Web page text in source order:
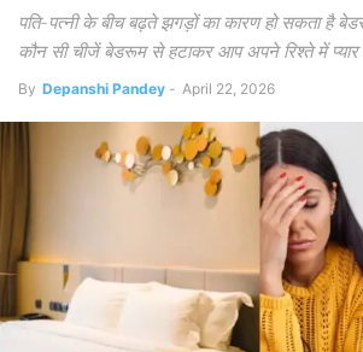
पति-पत्नी के बीच बढ़ते झगड़ों का कारण हो सकता है
कौन सी चीजें बेडरूम से हटाकर आप अपने रिश्ते में
By Depanshi Pandey - April 22, 2026